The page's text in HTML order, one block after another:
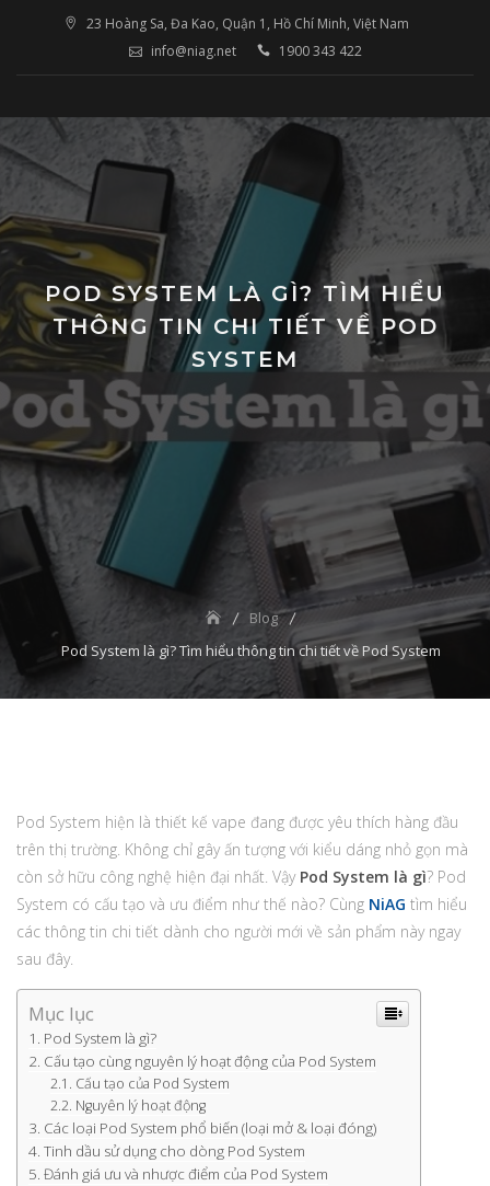
23 Hoàng Sa, Đa Kao, Quận 1, Hồ Chí Minh, Việt Nam
info@niag.net
1900 343 422
POD SYSTEM LÀ GÌ? TÌM HIỂU
THÔNG TIN CHI TIẾT VỀ POD
SYSTEM
Blog
Pod System là gì? Tìm hiểu thông tin chi tiết về Pod System
Pod System hiện là thiết kế vape đang được yêu thích hàng đầu
trên thị trường. Không chỉ gây ấn tượng với kiểu dáng nhỏ gọn mà
còn sở hữu công nghệ hiện đại nhất. Vậy Pod System là gì? Pod
System có cấu tạo và ưu điểm như thế nào? Cùng NiAG tìm hiểu
các thông tin chi tiết dành cho người mới về sản phẩm này ngay
sau đây.
Mục lục
Pod System là gì?
Cấu tạo cùng nguyên lý hoạt động của Pod System
Cấu tạo của Pod System
Nguyên lý hoạt động
Các loại Pod System phổ biến (loại mở & loại đóng)
Tinh dầu sử dụng cho dòng Pod System
Đánh giá ưu và nhược điểm của Pod System